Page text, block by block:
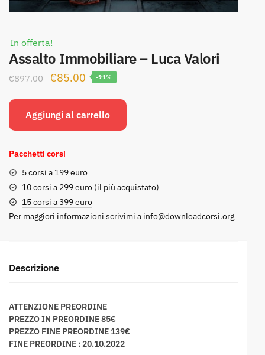
In offerta!
Assalto Immobiliare – Luca Valori
€897.00
Il
originale
€85.00 Il
attuale
-91%
Aggiungi al carrello
Pacchetti corsi
5 corsi a 199 euro
10 corsi a 299 euro (il più acquistato)
15 corsi a 399 euro
Per maggiori informazioni scrivimi a info@downloadcorsi.org
Descrizione
ATTENZIONE PREORDINE
PREZZO IN PREORDINE 85€
PREZZO FINE PREORDINE 139€
FINE PREORDINE : 20.10.2022